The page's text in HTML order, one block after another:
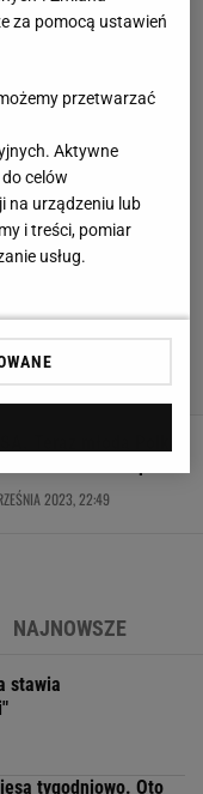
Teraz młoda Polka
2023, 22:49
NAJNOWSZE
stawia
tygodniowo. Oto
za pomocą ustawień
przetwarzać
Aktywne
celów
na urządzeniu lub
i treści, pomiar
usług.